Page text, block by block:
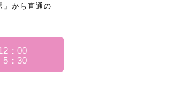
』から直通の
：00
5：30